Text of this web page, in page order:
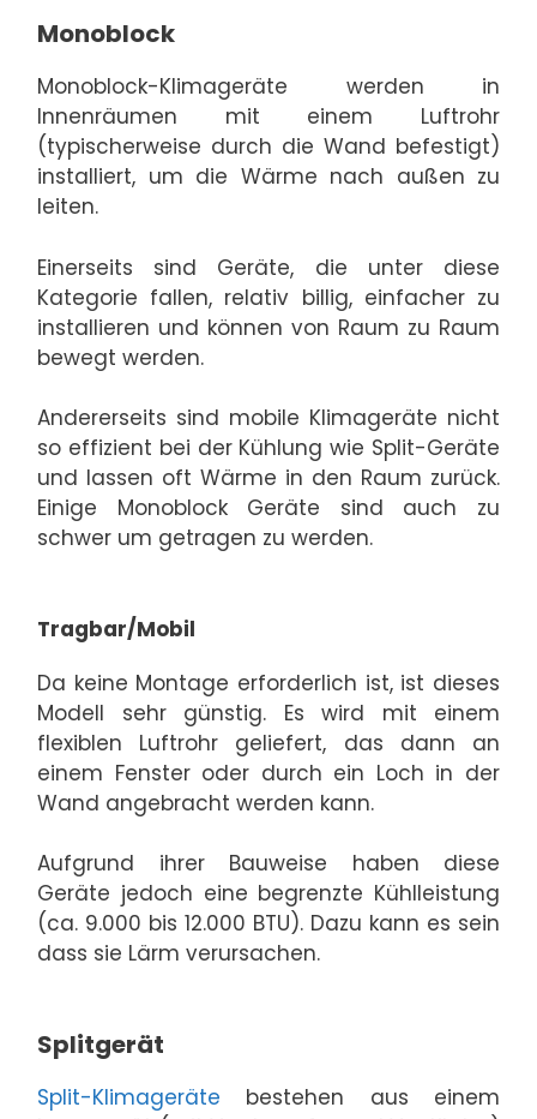
Mono­block
Monoblock-Klimageräte werden in
Innenräumen mit einem Luftrohr
(typischerweise durch die Wand befestigt)
installiert, um die Wärme nach außen zu
leiten.
Einerseits sind Geräte, die unter diese
Kategorie fallen, relativ billig, einfacher zu
installieren und können von Raum zu Raum
bewegt werden.
Andererseits sind mobile Klimageräte nicht
so effizient bei der Kühlung wie Split-Geräte
und lassen oft Wärme in den Raum zurück.
Einige Monoblock Geräte sind auch zu
schwer um getragen zu werden.
Tragbar/Mobil
Da keine Montage erforderlich ist, ist dieses
Modell sehr günstig. Es wird mit einem
flexiblen Luftrohr geliefert, das dann an
einem Fenster oder durch ein Loch in der
Wand angebracht werden kann.
Aufgrund ihrer Bauweise haben diese
Geräte jedoch eine begrenzte Kühlleistung
(ca. 9.000 bis 12.000 BTU). Dazu kann es sein
dass sie Lärm verursachen.
Splitgerät
Split-Klimageräte bestehen aus einem